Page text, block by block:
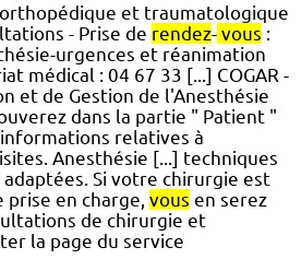
et traumatologique
- Prise de rendez- vous :
urgences et réanimation
médical : 04 67 33 [...] COGAR -
et de Gestion de l'Anesthésie
dans la partie " Patient "
relatives à
Anesthésie [...] techniques
Si votre chirurgie est
en charge, vous en serez
de chirurgie et
la page du service